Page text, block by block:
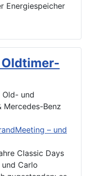
Energiespeicher
Old- und
Mercedes-Benz
– und
Classic Days
Carlo